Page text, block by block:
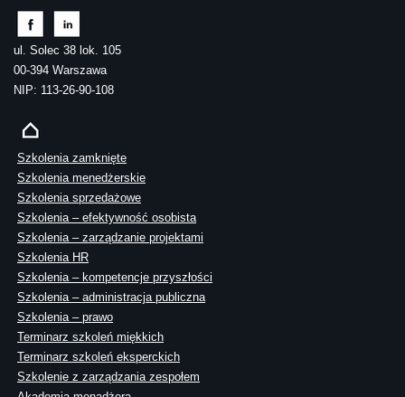
ul. Solec 38 lok. 105
00-394 Warszawa
NIP: 113-26-90-108
Szkolenia zamknięte
Szkolenia menedżerskie
Szkolenia sprzedażowe
Szkolenia – efektywność osobista
Szkolenia – zarządzanie projektami
Szkolenia HR
Szkolenia – kompetencje przyszłości
Szkolenia – administracja publiczna
Szkolenia – prawo
Terminarz szkoleń miękkich
Terminarz szkoleń eksperckich
Szkolenie z zarządzania zespołem